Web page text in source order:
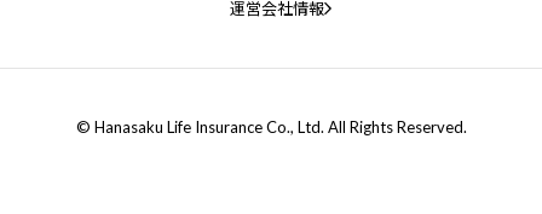
運営会社情報
© Hanasaku Life Insurance Co., Ltd. All Rights Reserved.